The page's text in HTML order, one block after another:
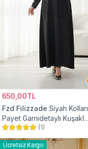
650,00TL
Fzd Filizzade Siyah Kolları
Payet Garnidetaylı Kuşaklı
Abiye Elbise
(1)
Ücretsiz Kargo